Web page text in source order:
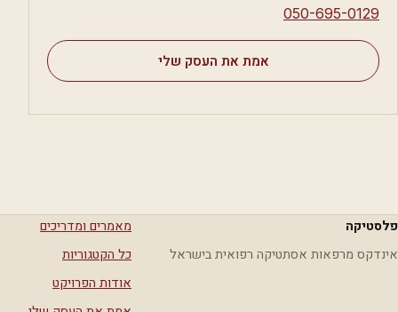
⁦050-695-0129⁩
אמת את העסק שלי
פלסטיקה
אינדקס מרפאות אסתטיקה רפואית בישראל
מאמרים ומדריכים
כל הקטגוריות
אודות הפרויקט